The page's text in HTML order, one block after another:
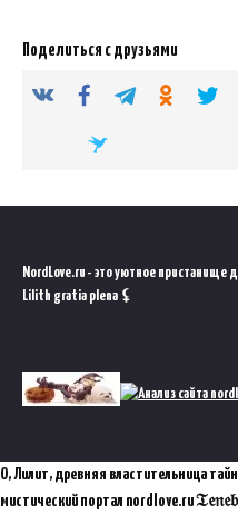
Поделиться с друзьями
NordLove.ru - это уютное пристанище
Lilith gratia plena ⚸
О, Лилит, древняя властительница
мистический портал nordlove.ru